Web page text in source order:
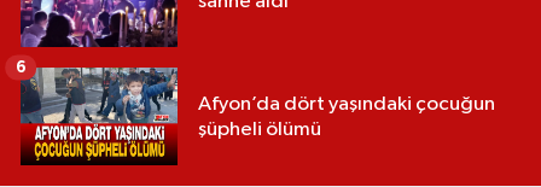
Afyon’da dört yaşındaki çocuğun
şüpheli ölümü
6